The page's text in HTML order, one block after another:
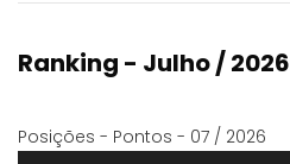
Ranking - Julho / 2026
Posições - Pontos - 07 / 2026